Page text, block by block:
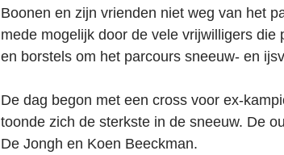
Boonen en zijn vrienden niet weg van het
mede mogelijk door de vele vrijwilligers
en borstels om het parcours sneeuw- en
De dag begon met een cross voor ex-
toonde zich de sterkste in de sneeuw. De
De Jongh en Koen Beeckman.